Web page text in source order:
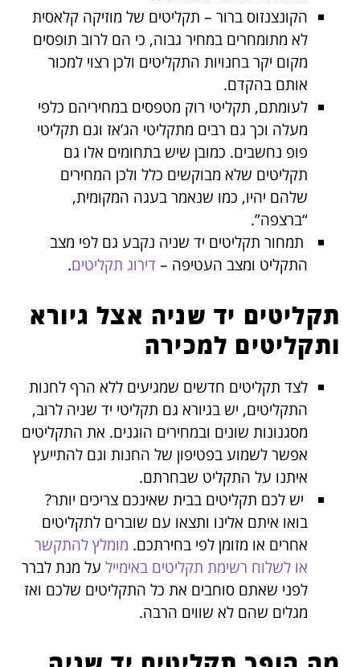
הקונצנזוס ברור – תקליטים של מוזיקה קלאסית
לא מתומחרים במחיר גבוה, כי הם לרוב תופסים
מקום יקר בחנויות התקליטים ולכן רצוי למכור
אותם בהקדם.
לעומתם, תקליטי רוק מטפסים במחיריהם כלפי
מעלה וכך גם רבים מתקליטי הג’אז וגם תקליטי
פופ נחשבים. כמובן שיש בתחומים אלו גם
תקליטים שלא מבוקשים כלל ולכן המחירים
שלהם יהיו, כמו שנאמר בעגה המקומית,
“ברצפה”.
תמחור תקליטים יד שניה נקבע גם לפי מצב
התקליט ומצב העטיפה – דירוג תקליטים.
תקליטים יד שניה אצל גיורא
ותקליטים למכירה
לצד תקליטים חדשים שמגיעים ללא הרף לחנות
התקליטים, יש בגיורא גם תקליטי יד שניה לרוב,
מסגנונות שונים ובמחירים הוגנים. את התקליטים
אפשר לשמוע בפטיפון של החנות וגם להתייעץ
איתנו על התקליט שבחרתם.
יש לכם תקליטים בבית שאינכם צריכים יותר?
בואו איתם אלינו ותצאו עם שוברים לתקליטים
אחרים או מזומן לפי בחירתכם. מומלץ להתקשר
או לשלוח רשימת תקליטים באימייל על מנת לברר
לפני שאתם סוחבים את כל התקליטים שלכם ואז
מגלים שהם לא שווים הרבה.